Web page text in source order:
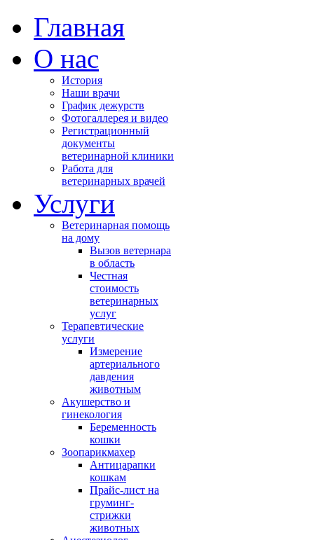
Главная
О нас
История
Наши врачи
График дежурств
Фотогаллерея и видео
Регистрационный
документы
ветеринарной клиники
Работа для
ветеринарных врачей
Услуги
Ветеринарная помощь
на дому
Вызов ветернара
в область
Честная
стоимость
ветеринарных
услуг
Терапевтические
услуги
Измерение
артериального
давдения
животным
Акушерство и
гинекология
Беременность
кошки
Зоопарикмахер
Антицарапки
кошкам
Прайс-лист на
груминг-
стрижки
животных